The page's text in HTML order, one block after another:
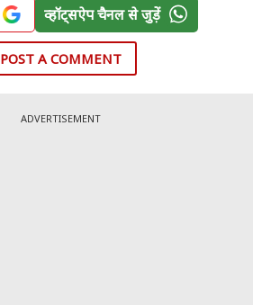
व्हॉट्सऐप चैनल से जुड़ें
POST A COMMENT
ADVERTISEMENT